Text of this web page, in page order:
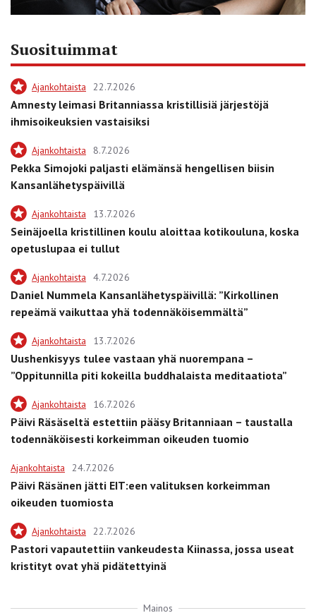
Suosituimmat
Ajankohtaista 22.7.2026
Amnesty leimasi Britanniassa kristillisiä järjestöjä
ihmisoikeuksien vastaisiksi
Ajankohtaista 8.7.2026
Pekka Simojoki paljasti elämänsä hengellisen biisin
Kansanlähetyspäivillä
Ajankohtaista 13.7.2026
Seinäjoella kristillinen koulu aloittaa kotikouluna, koska
opetuslupaa ei tullut
Ajankohtaista 4.7.2026
Daniel Nummela Kansanlähetyspäivillä: ”Kirkollinen
repeämä vaikuttaa yhä todennäköisemmältä”
Ajankohtaista 13.7.2026
Uushenkisyys tulee vastaan yhä nuorempana –
”Oppitunnilla piti kokeilla buddhalaista meditaatiota”
Ajankohtaista 16.7.2026
Päivi Räsäseltä estettiin pääsy Britanniaan – taustalla
todennäköisesti korkeimman oikeuden tuomio
Ajankohtaista 24.7.2026
Päivi Räsänen jätti EIT:een valituksen korkeimman
oikeuden tuomiosta
Ajankohtaista 22.7.2026
Pastori vapautettiin vankeudesta Kiinassa, jossa useat
kristityt ovat yhä pidätettyinä
Mainos